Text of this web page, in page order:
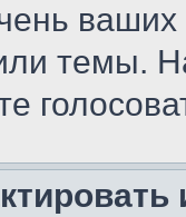
ваших
темы.